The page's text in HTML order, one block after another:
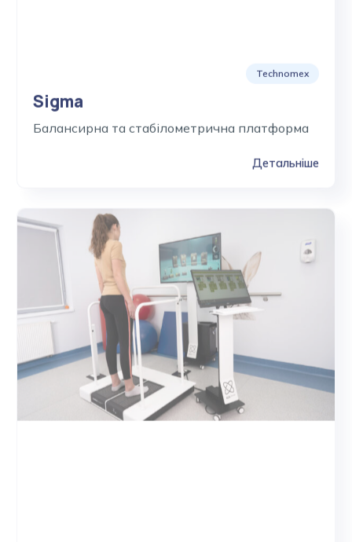
Technomex
Sigma
Балансирна та стабілометрична платформа
Детальніше